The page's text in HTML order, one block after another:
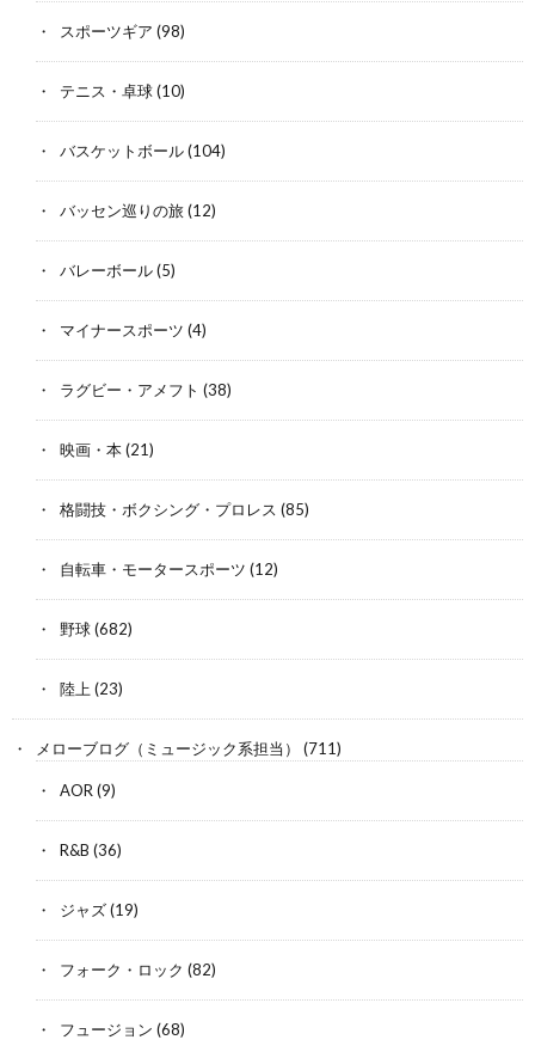
スポーツギア (98)
テニス・卓球(10)
バスケットボール(104)
バッセン巡りの旅(12)
バレーボール(5)
マイナースポーツ (4)
ラグビー・アメフト (38)
映画・本(21)
格闘技・ボクシング・プロレス (85)
自転車・モータースポーツ (12)
野球(682)
陸上 (23)
メローブログ（ミュージック系担当） (711)
AOR (9)
R&B (36)
ジャズ(19)
フォーク・ロック (82)
フュージョン (68)